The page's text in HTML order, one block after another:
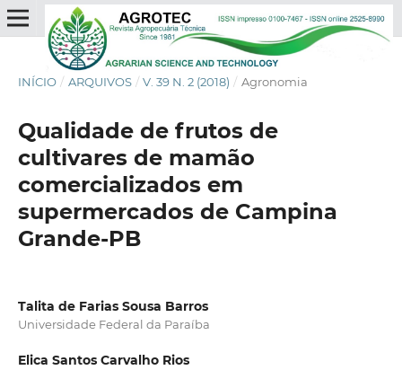
INÍCIO / ARQUIVOS / V. 39 N. 2 (2018) / Agronomia
Qualidade de frutos de
cultivares de mamão
comercializados em
supermercados de Campina
Grande-PB
Talita de Farias Sousa Barros
Universidade Federal da Paraíba
Elica Santos Carvalho Rios